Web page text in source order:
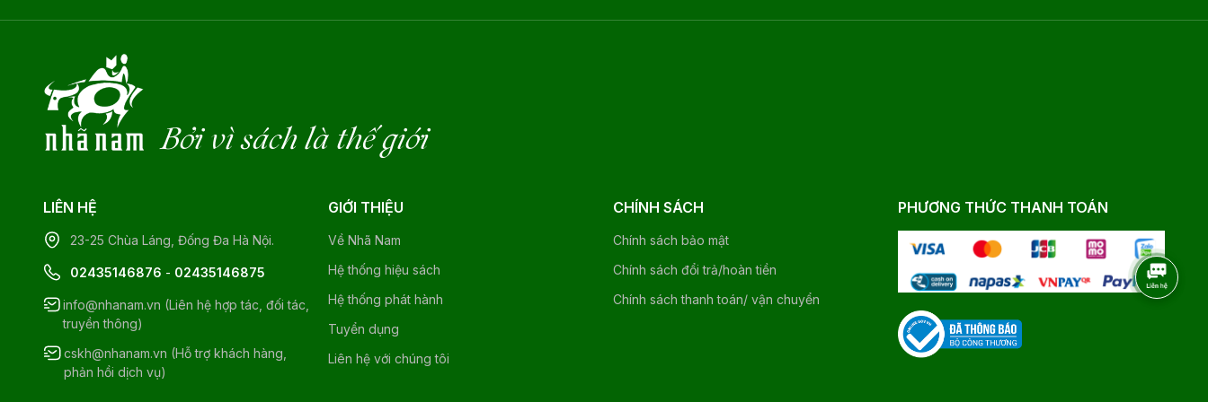
Bởi vì sách là thế giới
LIÊN HỆ
23-25 Chùa Láng, Đống Đa Hà Nội.
02435146876 - 02435146875
info@nhanam.vn (Liên hệ hợp tác, đối tác,
truyền thông)
cskh@nhanam.vn (Hỗ trợ khách hàng,
phản hồi dịch vụ)
GIỚI THIỆU
Về Nhã Nam
Hệ thống hiệu sách
Hệ thống phát hành
Tuyển dụng
Liên hệ với chúng tôi
CHÍNH SÁCH
Chính sách bảo mật
Chính sách đổi trả/hoàn tiền
Chính sách thanh toán/ vận chuyển
PHƯƠNG THỨC THANH TOÁN